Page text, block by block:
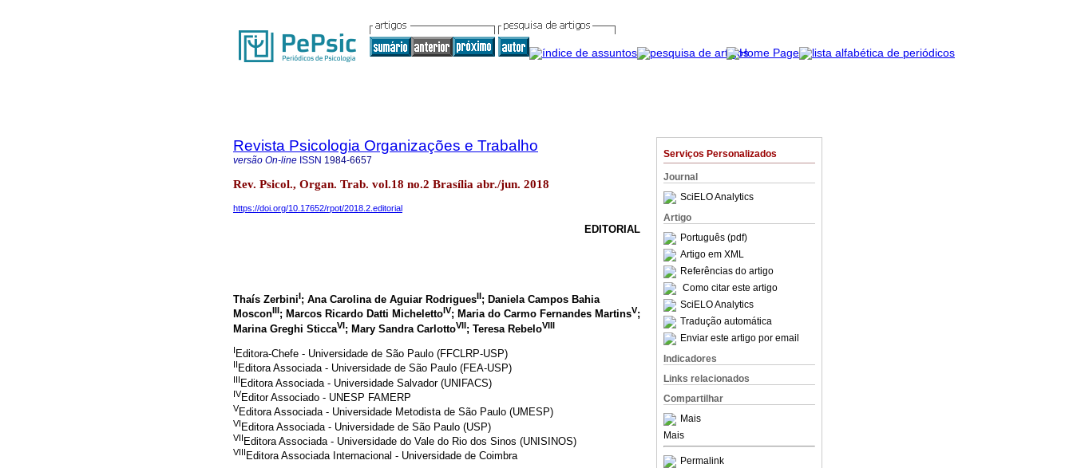
Serviços Personalizados
Journal
SciELO Analytics
Artigo
Português (pdf)
Artigo em XML
Referências do artigo
Como citar este artigo
SciELO Analytics
Tradução automática
Enviar este artigo por email
Indicadores
Links relacionados
Compartilhar
Mais
Mais
Permalink
Revista Psicologia Organizações e Trabalho
versão On-line ISSN 1984-6657
Rev. Psicol., Organ. Trab. vol.18 no.2 Brasília abr./jun. 2018
https://doi.org/10.17652/rpot/2018.2.editorial
EDITORIAL
Thaís ZerbiniI; Ana Carolina de Aguiar RodriguesII; Daniela Campos Bahia
MosconIII; Marcos Ricardo Datti MichelettoIV; Maria do Carmo Fernandes MartinsV;
Marina Greghi SticcaVI; Mary Sandra CarlottoVII; Teresa RebeloVIII
I Editora-Chefe - Universidade de São Paulo (FFCLRP-USP)
II Editora Associada - Universidade de São Paulo (FEA-USP)
III Editora Associada - Universidade Salvador (UNIFACS)
IVEditor Associado - UNESP FAMERP
VEditora Associada - Universidade Metodista de São Paulo (UMESP)
VI Editora Associada - Universidade de São Paulo (USP)
VII Editora Associada - Universidade do Vale do Rio dos Sinos (UNISINOS)
VIII Editora Associada Internacional - Universidade de Coimbra